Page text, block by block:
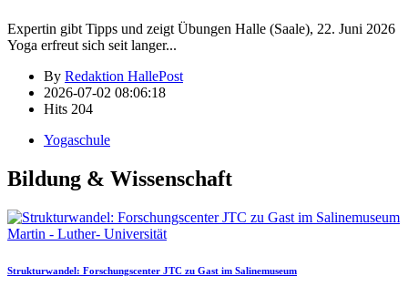
Expertin gibt Tipps und zeigt Übungen Halle (Saale), 22. Juni 2026
Yoga erfreut sich seit langer...
By Redaktion HallePost
2026-07-02 08:06:18
Hits 204
Yogaschule
Bildung & Wissenschaft
Martin - Luther- Universität
Strukturwandel: Forschungscenter JTC zu Gast im Salinemuseum